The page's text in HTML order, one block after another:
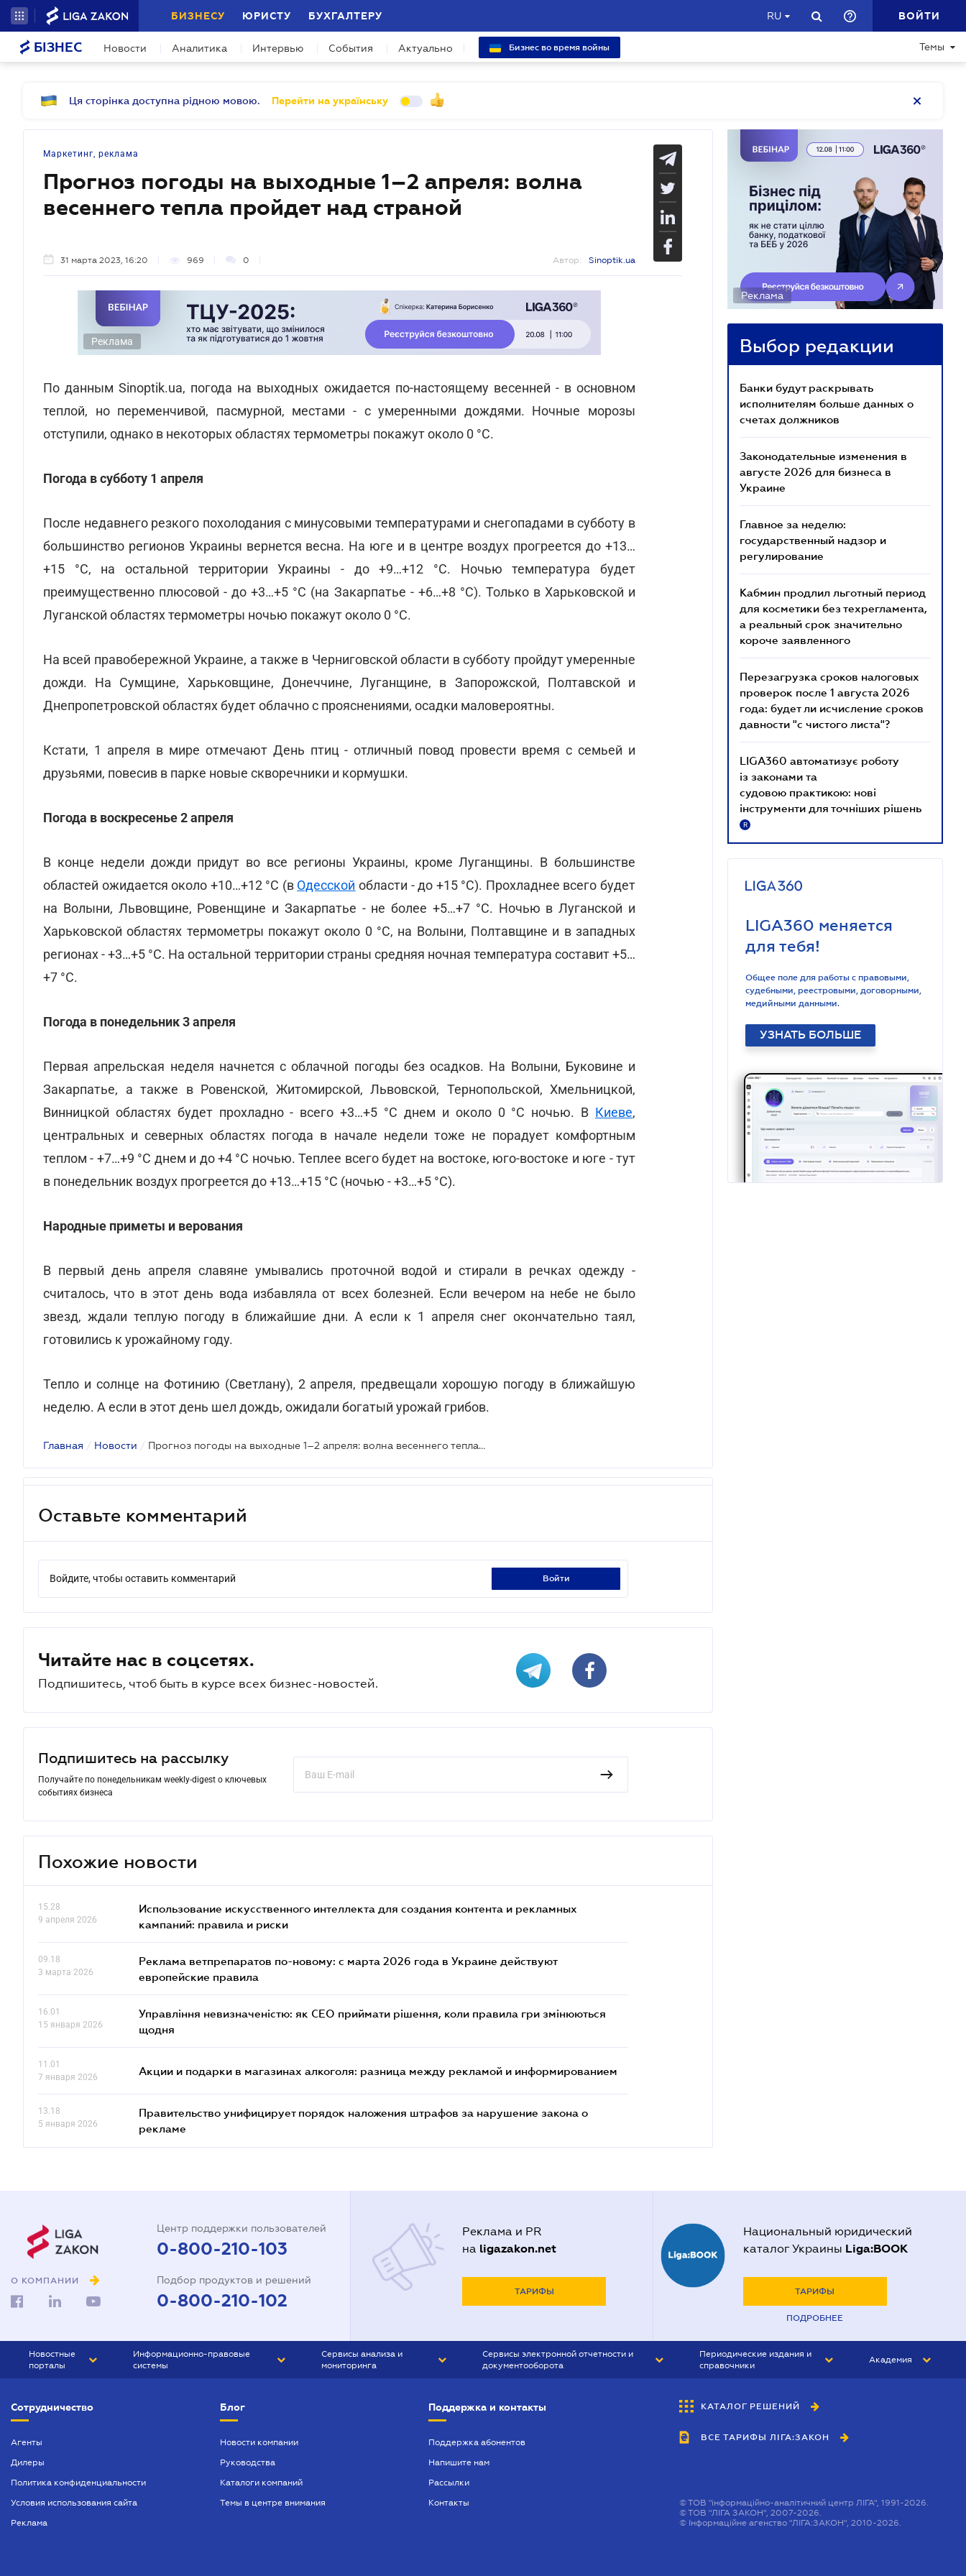
БИЗНЕСУ ЮРИСТУ БУХГАЛТЕРУ RU ВОЙТИ
БІЗНЕС Новости Аналитика Интервью События Актуально Бизнес во время войны Темы
Ця сторінка доступна рідною мовою. Перейти на українську
Маркетинг, реклама
Прогноз погоды на выходные 1–2 апреля: волна
весеннего тепла пройдет над страной
31 марта 2023, 16:20 969 0 Автор: Sinoptik.ua
Реклама
По данным Sinoptik.ua, погода на выходных ожидается по-настоящему весенней - в основном
теплой, но переменчивой, пасмурной, местами - с умеренными дождями. Ночные морозы
отступили, однако в некоторых областях термометры покажут около 0 °С.
Погода в субботу 1 апреля
После недавнего резкого похолодания с минусовыми температурами и снегопадами в субботу в
большинство регионов Украины вернется весна. На юге и в центре воздух прогреется до +13…
+15 °С, на остальной территории Украины - до +9…+12 °С. Ночью температура будет
преимущественно плюсовой - до +3…+5 °С (на Закарпатье - +6…+8 °С). Только в Харьковской и
Луганской областях термометры ночью покажут около 0 °С.
На всей правобережной Украине, а также в Черниговской области в субботу пройдут умеренные
дожди. На Сумщине, Харьковщине, Донеччине, Луганщине, в Запорожской, Полтавской и
Днепропетровской областях будет облачно с прояснениями, осадки маловероятны.
Кстати, 1 апреля в мире отмечают День птиц - отличный повод провести время с семьей и
друзьями, повесив в парке новые скворечники и кормушки.
Погода в воскресенье 2 апреля
В конце недели дожди придут во все регионы Украины, кроме Луганщины. В большинстве
областей ожидается около +10…+12 °С (в Одесской области - до +15 °С). Прохладнее всего будет
на Волыни, Львовщине, Ровенщине и Закарпатье - не более +5…+7 °С. Ночью в Луганской и
Харьковской областях термометры покажут около 0 °С, на Волыни, Полтавщине и в западных
регионах - +3…+5 °С. На остальной территории страны средняя ночная температура составит +5…
+7 °С.
Погода в понедельник 3 апреля
Первая апрельская неделя начнется с облачной погоды без осадков. На Волыни, Буковине и
Закарпатье, а также в Ровенской, Житомирской, Львовской, Тернопольской, Хмельницкой,
Винницкой областях будет прохладно - всего +3…+5 °С днем и около 0 °С ночью. В Киеве,
центральных и северных областях погода в начале недели тоже не порадует комфортным
теплом - +7…+9 °С днем и до +4 °С ночью. Теплее всего будет на востоке, юго-востоке и юге - тут
в понедельник воздух прогреется до +13…+15 °С (ночью - +3…+5 °С).
Народные приметы и верования
В первый день апреля славяне умывались проточной водой и стирали в речках одежду -
считалось, что в этот день вода избавляла от всех болезней. Если вечером на небе не было
звезд, ждали теплую погоду в ближайшие дни. А если к 1 апреля снег окончательно таял,
готовились к урожайному году.
Тепло и солнце на Фотинию (Светлану), 2 апреля, предвещали хорошую погоду в ближайшую
неделю. А если в этот день шел дождь, ожидали богатый урожай грибов.
Главная / Новости / Прогноз погоды на выходные 1–2 апреля: волна весеннего тепла пройдет над страной
Оставьте комментарий
Войдите, чтобы оставить комментарий войти
Читайте нас в соцсетях.
Подпишитесь, чтоб быть в курсе всех бизнес-новостей.
Подпишитесь на рассылку
Получайте по понедельникам weekly-digest о ключевых
событиях бизнеса
Похожие новости
15.28
9 апреля 2026
Использование искусственного интеллекта для создания контента и рекламных
кампаний: правила и риски
09.18
3 марта 2026
Реклама ветпрепаратов по-новому: с марта 2026 года в Украине действуют
европейские правила
16.01
15 января 2026
Управління невизначеністю: як СЕО приймати рішення, коли правила гри змінюються
щодня
11.01
7 января 2026
Акции и подарки в магазинах алкоголя: разница между рекламой и информированием
13.18
5 января 2026
Правительство унифицирует порядок наложения штрафов за нарушение закона о
рекламе
Реклама
Выбор редакции
Банки будут раскрывать
исполнителям больше данных о
счетах должников
Законодательные изменения в
августе 2026 для бизнеса в
Украине
Главное за неделю:
государственный надзор и
регулирование
Кабмин продлил льготный период
для косметики без техрегламента,
а реальный срок значительно
короче заявленного
Перезагрузка сроков налоговых
проверок после 1 августа 2026
года: будет ли исчисление сроков
давности "с чистого листа"?
LIGA360 автоматизує роботу
із законами та
судовою практикою: нові
інструменти для точніших рішень
R
LIGA360 меняется
для тебя!
Общее поле для работы с правовыми,
судебными, реестровыми, договорными,
медийными данными.
УЗНАТЬ БОЛЬШЕ
О КОМПАНИИ
Центр поддержки пользователей
0-800-210-103
Подбор продуктов и решений
0-800-210-102
Реклама и PR
на ligazakon.net
ТАРИФЫ
Национальный юридический
каталог Украины Liga:BOOK
ТАРИФЫ
ПОДРОБНЕЕ
Новостные
порталы
БИЗНЕС
Информационно-правовые
системы
БУХГАЛТЕР ПРОФ
ЮРИСТ ПРОФ
Сервисы анализа и
мониторинга
Сервисы электронной отчетности и
документооборота
Периодические издания и
справочники
БУХГАЛТЕР&ЗАКОН
ВЕСТНИК МСФО
Академия
Сотрудничество
Агенты
Дилеры
Политика конфиденциальности
Условия использования сайта
Реклама
Блог
Новости компании
Руководства
Каталоги компаний
Темы в центре внимания
Поддержка и контакты
Поддержка абонентов
Напишите нам
Рассылки
Контакты
КАТАЛОГ РЕШЕНИЙ
ВСЕ ТАРИФЫ ЛІГА:ЗАКОН
©ТОВ "інформаційно-аналітичний центр ЛІГА", 1991-2026.
©ТОВ "ЛІГА ЗАКОН", 2007-2026.
© Інформаційне агенство "ЛІГА:ЗАКОН", 2010-2026.